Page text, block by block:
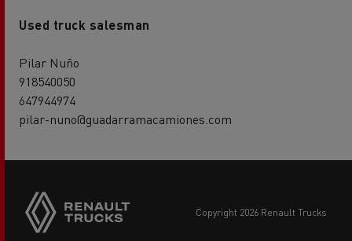
Used truck salesman
Pilar Nuño
918540050
647944974
pilar-nuno@guadarramacamiones.com
copyright 2026 Renault Trucks